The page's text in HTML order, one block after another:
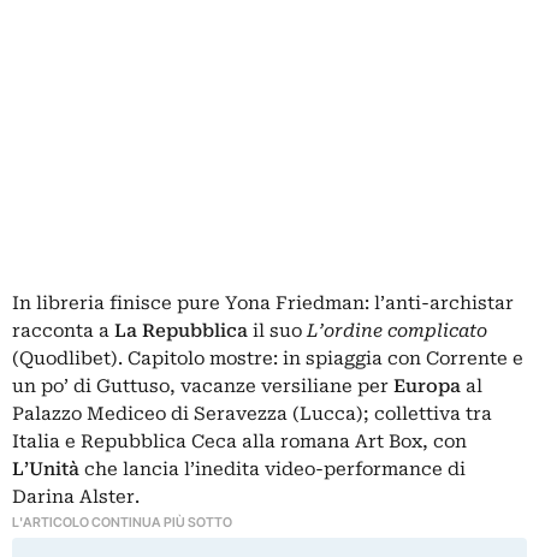
In libreria finisce pure Yona Friedman: l’anti-archistar
racconta a La Repubblica il suoL’ordine complicato
(Quodlibet). Capitolo mostre: in spiaggia con Corrente e
un po’ di Guttuso, vacanze versiliane per Europa al
Palazzo Mediceo di Seravezza (Lucca); collettiva tra
Italia e Repubblica Ceca alla romana Art Box, con
L’Unità che lancia l’inedita video-performance di
Darina Alster.
L'ARTICOLO CONTINUA PIÙ SOTTO